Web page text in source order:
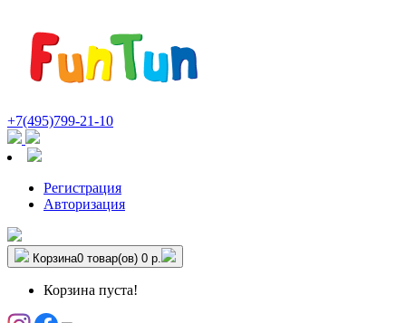
+7(495)799-21-10
Регистрация
Авторизация
Корзина0 товар(ов) 0 р.
Корзина пуста!